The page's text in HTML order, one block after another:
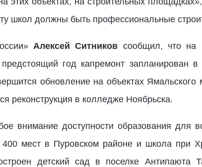
школ должны быть профессиональные
Алексей Ситников сообщил, что на
год капремонт запланирован
обновление на объектах Ямальского
реконструкция в колледже Ноябрьска.
внимание доступности образования для
мест в Пуровском районе и школа при
детский сад в поселке Антипаюта